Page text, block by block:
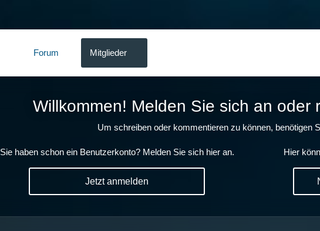
Forum Mitglieder
Willkommen! Melden Sie sich an oder
Um schreiben oder kommentieren zu können, benötigen
Sie haben schon ein Benutzerkonto? Melden Sie sich hier an.
Jetzt anmelden
Hier